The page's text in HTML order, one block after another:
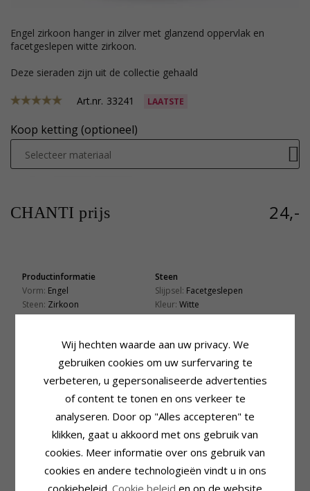
engel zirkoon hanger in zilver met glanzend oppervlak en
facetgeslepen witte zirkoon.
Deze sieraden zijn uit de collectie gehaald
Art.nr. 33241 LAATSTE
Koop ketting (optioneel)
Selecteer materiaal
CHANTI prijs 24,-
Productinformatie
Vorm: Engel
Steen: Zirkoon
Hanger:Hanger
Oppervlak:Glanzend
Steen
Slijpsel: Facetgeslepen
Kleur: Witte
Steen:Zirkoon
20,2 mm
Lengte Excl. Bijl: 15,2 mm
Breedte:13,1 mm
Levertijd: 4-5 Weekdagen
KLANTEN KOPEN OOK
Wij hechten waarde aan uw privacy. We
gebruiken cookies om uw surfervaring te
verbeteren, u gepersonaliseerde advertenties
of content te tonen en ons verkeer te
analyseren. Door op "Alles accepteren" te
klikken, gaat u akkoord met ons gebruik van
cookies. Meer informatie over ons gebruik van
cookies en andere technologieën vindt u in ons
cookiebeleid. Cookie beleid en op de website